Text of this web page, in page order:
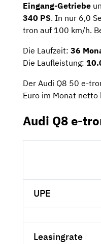
Eingang-Getriebe
340 PS. In nur 6,0
tron auf 100 km/h.
Die Laufzeit: 36
Die Laufleistung: 1
Der Audi Q8 50 e-
Euro im Monat
Audi Q8 e-
UPE
Leasingrate